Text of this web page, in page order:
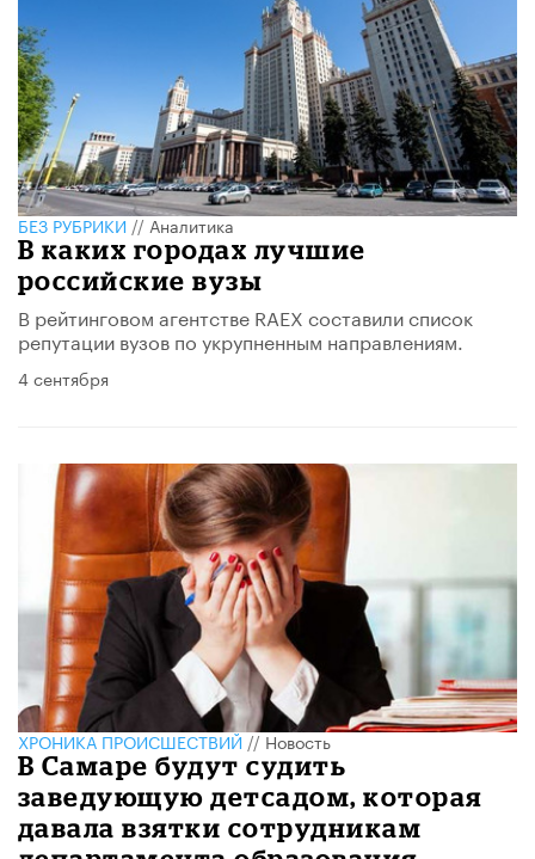
БЕЗ РУБРИКИ//Аналитика
В каких городах лучшие
российские вузы
В рейтинговом агентстве RAEX составили список
репутации вузов по укрупненным направлениям.
4 сентября
ХРОНИКА ПРОИСШЕСТВИЙ//Новость
В Самаре будут судить
заведующую детсадом, которая
давала взятки сотрудникам